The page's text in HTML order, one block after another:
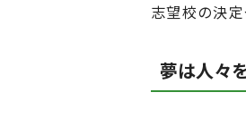
志望校の決定
夢は人々